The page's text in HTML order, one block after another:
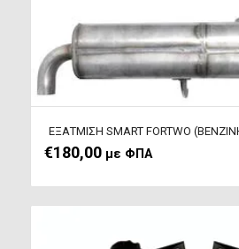
ΕΞΑΤΜΙΣΗ SMART FORTWO
€180,00 με ΦΠΑ